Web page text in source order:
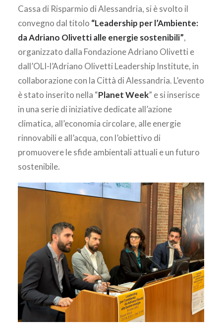
Cassa di Risparmio di Alessandria, si è svolto il
convegno dal titolo “Leadership per l’Ambiente:
da Adriano Olivetti alle energie sostenibili”,
organizzato dalla Fondazione Adriano Olivetti e
dall’OLI-l’Adriano Olivetti Leadership Institute, in
collaborazione con la Città di Alessandria. L’evento
è stato inserito nella “Planet Week” e si inserisce
in una serie di iniziative dedicate all’azione
climatica, all’economia circolare, alle energie
rinnovabili e all’acqua, con l’obiettivo di
promuovere le sfide ambientali attuali e un futuro
sostenibile.